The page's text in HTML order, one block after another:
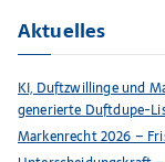
Aktuelles
KI, Duftzwillinge und
generierte Duftdupe-
Markenrecht 2026 –